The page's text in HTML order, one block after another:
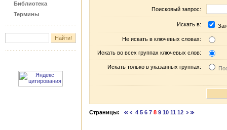
Библиотека
Термины
Поисковый запрос:
Искать в:
Не искать в ключевых словах:
Искать во всех группах ключевых слов:
Искать только в указанных группах:
Страницы: 4 5 6 7 8 9 10 11 12